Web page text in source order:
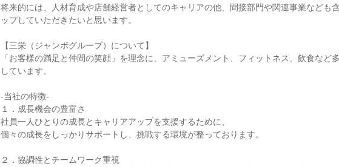
将来的には、人材育成や店舗経営者としてのキャリアの他、間接部門や関連事業なども
ップしていただきたいと思います。
【三栄（ジャンボグループ）について】
「お客様の満足と仲間の笑顔」を理念に、アミューズメント、フィットネス、飲食など
しています。
-当社の特徴-
１．成長機会の豊富さ
社員一人ひとりの成長とキャリアアップを支援するために、
個々の成長をしっかりサポートし、挑戦する環境が整っております。
２．協調性とチームワーク重視